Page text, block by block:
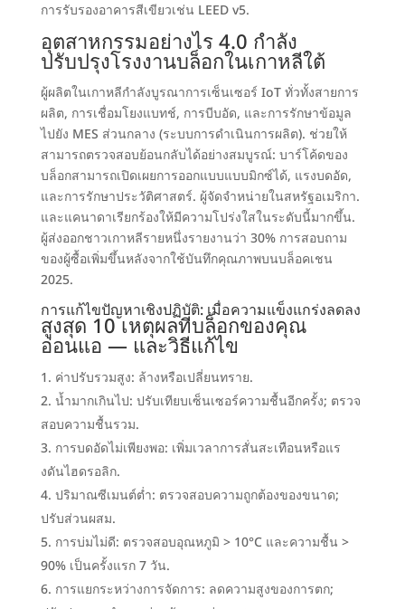
การรับรองอาคารสีเขียวเช่น LEED v5.
อุตสาหกรรมอย่างไร 4.0 กำลัง
ปรับปรุงโรงงานบล็อกในเกาหลีใต้
ผู้ผลิตในเกาหลีกำลังบูรณาการเซ็นเซอร์ IoT ทั่วทั้งสายการ
ผลิต, การเชื่อมโยงแบทช์, การบีบอัด, และการรักษาข้อมูล
ไปยัง MES ส่วนกลาง (ระบบการดำเนินการผลิต). ช่วยให้
สามารถตรวจสอบย้อนกลับได้อย่างสมบูรณ์: บาร์โค้ดของ
บล็อกสามารถเปิดเผยการออกแบบแบบมิกซ์ได้, แรงบดอัด,
และการรักษาประวัติศาสตร์. ผู้จัดจำหน่ายในสหรัฐอเมริกา.
และแคนาดาเรียกร้องให้มีความโปร่งใสในระดับนี้มากขึ้น.
ผู้ส่งออกชาวเกาหลีรายหนึ่งรายงานว่า 30% การสอบถาม
ของผู้ซื้อเพิ่มขึ้นหลังจากใช้บันทึกคุณภาพบนบล็อคเชน
2025.
การแก้ไขปัญหาเชิงปฏิบัติ:เมื่อความแข็งแกร่งลดลง
สูงสุด 10เหตุผลที่บล็อกของคุณ
อ่อนแอ — และวิธีแก้ไข
ค่าปรับรวมสูง: ล้างหรือเปลี่ยนทราย.
น้ำมากเกินไป: ปรับเทียบเซ็นเซอร์ความชื้นอีกครั้ง; ตรวจ
สอบความชื้นรวม.
การบดอัดไม่เพียงพอ: เพิ่มเวลาการสั่นสะเทือนหรือแร
งดันไฮดรอลิก.
ปริมาณซีเมนต์ต่ำ: ตรวจสอบความถูกต้องของขนาด;
ปรับส่วนผสม.
การบ่มไม่ดี: ตรวจสอบอุณหภูมิ > 10°C และความชื้น >
90% เป็นครั้งแรก7 วัน.
การแยกระหว่างการจัดการ: ลดความสูงของการตก;